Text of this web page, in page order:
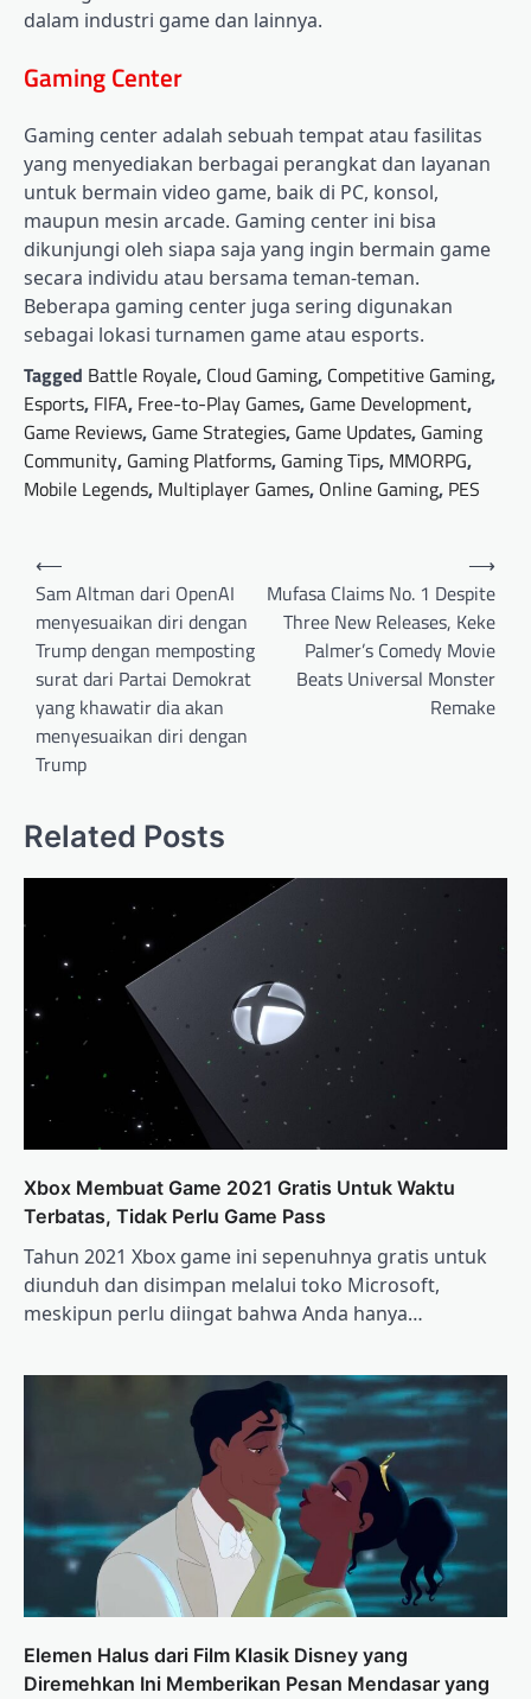
dalam industri game dan lainnya.
Gaming Center
Gaming center adalah sebuah tempat atau fasilitas
yang menyediakan berbagai perangkat dan layanan
untuk bermain video game, baik di PC, konsol,
maupun mesin arcade. Gaming center ini bisa
dikunjungi oleh siapa saja yang ingin bermain game
secara individu atau bersama teman-teman.
Beberapa gaming center juga sering digunakan
sebagai lokasi turnamen game atau esports.
Tagged Battle Royale, Cloud Gaming, Competitive Gaming,
Esports, FIFA, Free-to-Play Games, Game Development,
Game Reviews, Game Strategies, Game Updates, Gaming
Community, Gaming Platforms, Gaming Tips, MMORPG,
Mobile Legends, Multiplayer Games, Online Gaming, PES
Post
navigation
⟵
Sam Altman dari OpenAI
menyesuaikan diri dengan
Trump dengan memposting
surat dari Partai Demokrat
yang khawatir dia akan
menyesuaikan diri dengan
Trump
Mufasa Claims No. 1 Despite
Three New Releases, Keke
Palmer’s Comedy Movie
Beats Universal Monster
Remake
⟶
Related Posts
Xbox Membuat Game 2021 Gratis Untuk Waktu
Terbatas, Tidak Perlu Game Pass
Tahun 2021 Xbox game ini sepenuhnya gratis untuk
diunduh dan disimpan melalui toko Microsoft,
meskipun perlu diingat bahwa Anda hanya…
Elemen Halus dari Film Klasik Disney yang
Diremehkan Ini Memberikan Pesan Mendasar yang